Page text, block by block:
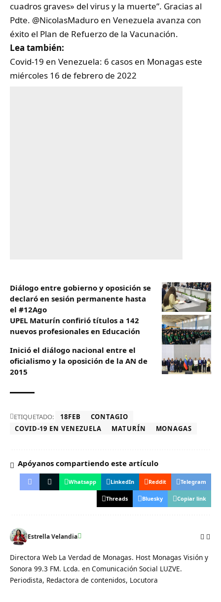
cuadros graves» del virus y la muerte”. Gracias al
Pdte. @NicolasMaduro en Venezuela avanza con
éxito el Plan de Refuerzo de la Vacunación.
Lea también:
Covid-19 en Venezuela: 6 casos en Monagas este
miércoles 16 de febrero de 2022
Diálogo entre gobierno y oposición se
declaró en sesión permanente hasta
el #12Ago
UPEL Maturín confirió títulos a 142
nuevos profesionales en Educación
Inició el diálogo nacional entre el
oficialismo y la oposición de la AN de
2015
ETIQUETADO: 18FEB
CONTAGIO
COVID-19 EN VENEZUELA
MATURÍN MONAGAS
Apóyanos compartiendo este artículo
Whatsapp LinkedIn Reddit Telegram
Threads Bluesky Copiar link
Estrella Velandia
Directora Web La Verdad de Monagas. Host Monagas Visión y
Sonora 99.3 FM. Lcda. en Comunicación Social LUZVE.
Periodista, Redactora de contenidos, Locutora